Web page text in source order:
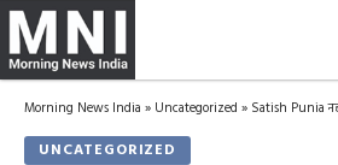
Morning News India » Uncategorized » Satish Punia नहीं
UNCATEGORIZED